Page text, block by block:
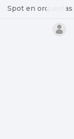
Spot en orquestas